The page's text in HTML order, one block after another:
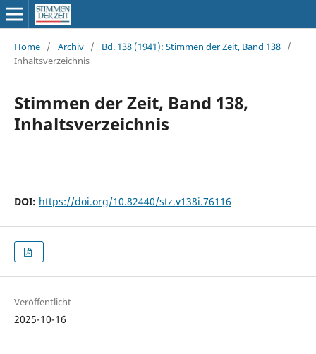
Home / Archiv / Bd. 138 (1941): Stimmen der Zeit, Band 138 /
Inhaltsverzeichnis
Stimmen der Zeit, Band 138,
Inhaltsverzeichnis
DOI: https://doi.org/10.82440/stz.v138i.76116
Veröffentlicht
2025-10-16